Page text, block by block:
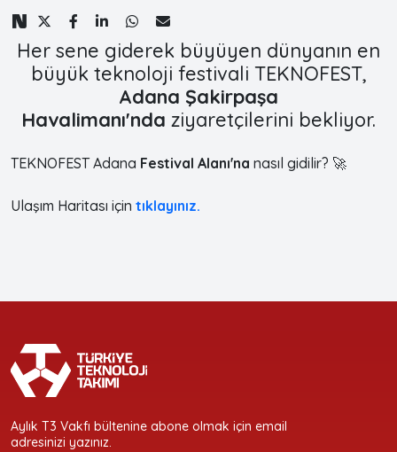
Her sene giderek büyüyen dünyanın en
büyük teknoloji festivali TEKNOFEST,
Adana Şakirpaşa
Havalimanı'nda ziyaretçilerini bekliyor.
TEKNOFEST Adana Festival Alanı'na nasıl gidilir? 🚀
Ulaşım Haritası için tıklayınız.
Aylık T3 Vakfı bültenine abone olmak için email
adresinizi yazınız.